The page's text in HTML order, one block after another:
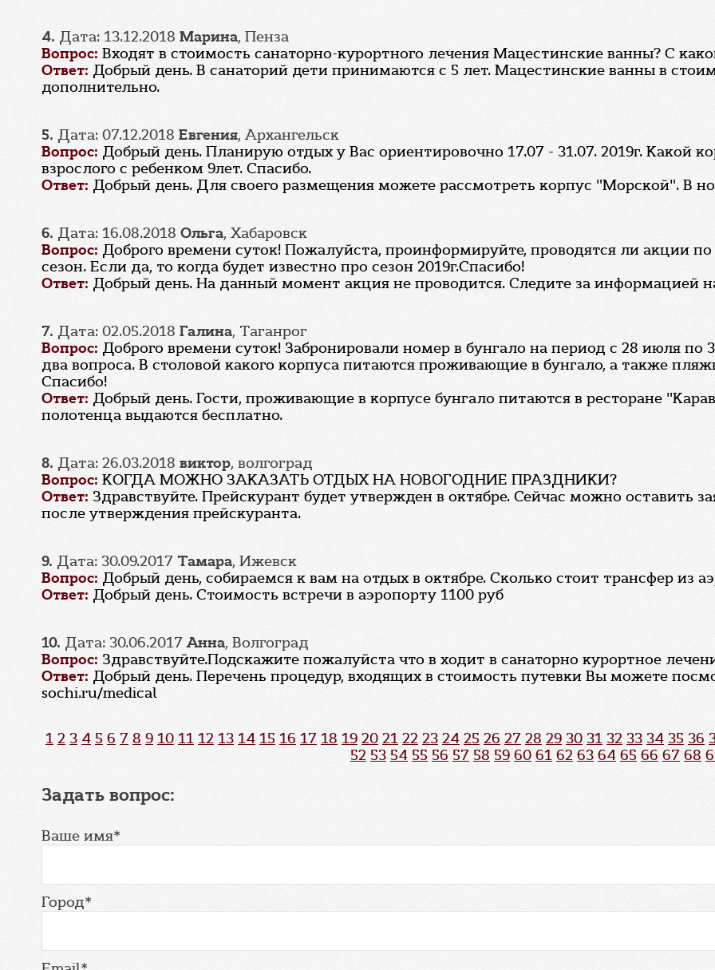
4. Дата: 13.12.2018 Марина, Пенза
Вопрос: Входят в стоимость санаторно-курортного лечения Мацестинские ванны? С
Ответ: Добрый день. В санаторий дети принимаются с 5 лет. Мацестинские ванны в
дополнительно.
5. Дата: 07.12.2018 Евгения, Архангельск
Вопрос: Добрый день. Планирую отдых у Вас ориентировочно 17.07 - 31.07. 2019г. Какой
взрослого с ребенком 9лет. Спасибо.
Ответ: Добрый день. Для своего размещения можете рассмотреть корпус "Морской". В
6. Дата: 16.08.2018 Ольга, Хабаровск
Вопрос: Доброго времени суток! Пожалуйста, проинформируйте, проводятся ли акции
сезон. Если да, то когда будет известно про сезон 2019г.Спасибо!
Ответ: Добрый день. На данный момент акция не проводится. Следите за информацией
7. Дата: 02.05.2018 Галина, Таганрог
Вопрос: Доброго времени суток! Забронировали номер в бунгало на период с 28 июля по
два вопроса. В столовой какого корпуса питаются проживающие в бунгало, а также
Спасибо!
Ответ: Добрый день. Гости, проживающие в корпусе бунгало питаются в ресторане
полотенца выдаются бесплатно.
8. Дата: 26.03.2018 виктор, волгоград
Вопрос: КОГДА МОЖНО ЗАКАЗАТЬ ОТДЫХ НА НОВОГОДНИЕ ПРАЗДНИКИ?
Ответ: Здравствуйте. Прейскурант будет утвержден в октябре. Сейчас можно оставить
после утверждения прейскуранта.
9. Дата: 30.09.2017 Тамара, Ижевск
Вопрос: Добрый день, собираемся к вам на отдых в октябре. Сколько стоит трансфер из
Ответ: Добрый день. Стоимость встречи в аэропорту 1100 руб
10. Дата: 30.06.2017Анна, Волгоград
Вопрос: Здравствуйте.Подскажите пожалуйста что в ходит в санаторно курортное
Ответ: Добрый день. Перечень процедур, входящих в стоимость путевки Вы можете
sochi.ru/medical
1 2 3 4 5 6 7 8 9 10 11 12 13 14 15 16 17 18 19 20 21 22 23 24 25 26 27 28 29 30 31 32 33 34 35 36
52 53 54 55 56 57 58 59 60 61 62 63 64 65 66 67 68
Задать вопрос:
Ваше имя*
Город*